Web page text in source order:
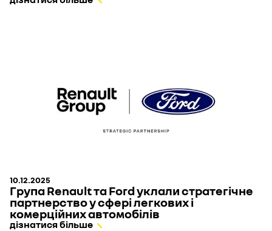
10.12.2025
Група Renault та Ford уклали стратегічне
партнерство у сфері легкових і
комерційних автомобілів
дізнатися більше